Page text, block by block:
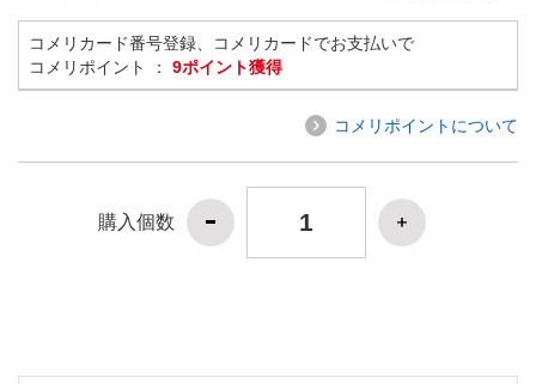
コメリカード番号登録、コメリカードでお支払いで
コメリポイント ： 9ポイント獲得
コメリポイントについて
購入個数